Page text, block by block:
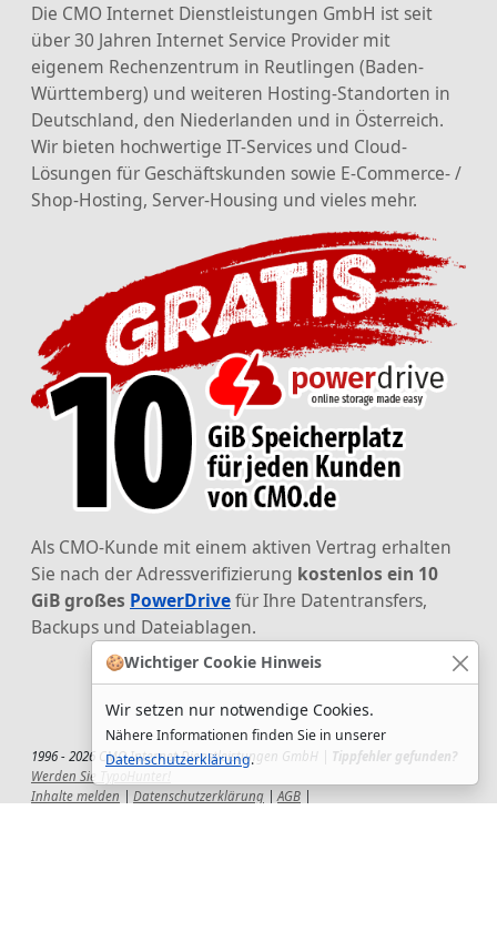
🍪Wichtiger Cookie Hinweis
Wir setzen nur notwendige Cookies.
Nähere Informationen finden Sie in unserer
Datenschutzerklärung.
Die CMO Internet Dienstleistungen GmbH ist seit
über 30 Jahren Internet Service Provider mit
eigenem Rechenzentrum in Reutlingen (Baden-
Württemberg) und weiteren Hosting-Standorten in
Deutschland, den Niederlanden und in Österreich.
Wir bieten hochwertige IT-Services und Cloud-
Lösungen für Geschäftskunden sowie E-Commerce- /
Shop-Hosting, Server-Housing und vieles mehr.
Als CMO-Kunde mit einem aktiven Vertrag erhalten
Sie nach der Adressverifizierung kostenlos ein 10
GiB großes PowerDrivefür Ihre Datentransfers,
Backups und Dateiablagen.
1996 - 2026 CMO Internet Dienstleistungen GmbH | Tippfehler gefunden?
Werden Sie TypoHunter!
Inhalte melden
Datenschutzerklärung |AGB